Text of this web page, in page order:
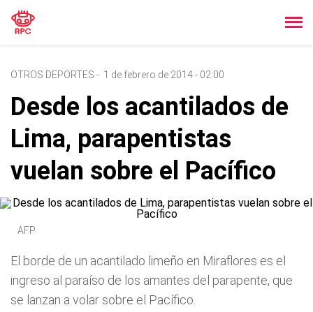
OTROS DEPORTES - 1 de febrero de 2014 - 02:00
Desde los acantilados de
Lima, parapentistas
vuelan sobre el Pacífico
AFP
El borde de un acantilado limeño en Miraflores es el
ingreso al paraíso de los amantes del parapente, que
se lanzan a volar sobre el Pacífico.